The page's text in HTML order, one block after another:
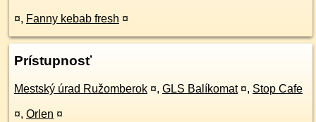
¤, Fanny kebab fresh ¤
Prístupnosť
Mestský úrad Ružomberok ¤, GLS Balíkomat ¤, Stop Cafe
¤, Orlen ¤